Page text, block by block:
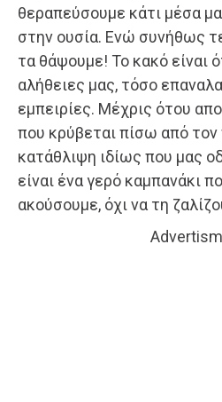
θεραπεύσουμε κάτι μέσα
στην ουσία. Ενώ συνήθως
τα θάψουμε! Το κακό είναι
αλήθειες μας, τόσο
εμπειρίες. Μέχρις ότου
που κρύβεται πίσω από τον
κατάθλιψη ιδίως που μας
είναι ένα γερό καμπανάκι
ακούσουμε, όχι να τη